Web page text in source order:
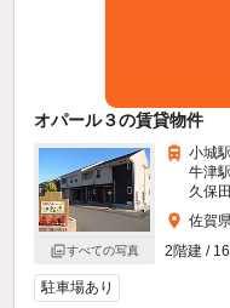
オパール３の賃貸物件
すべての写真
小城
牛津
久保
佐賀
2階建 /
駐車場あり